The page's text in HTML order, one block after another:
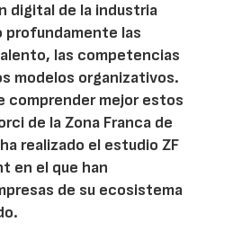
digital de la industria
profundamente las
las competencias
modelos organizativos.
comprender mejor estos
de la Zona Franca de
realizado el estudio ZF
en el que han
de su ecosistema